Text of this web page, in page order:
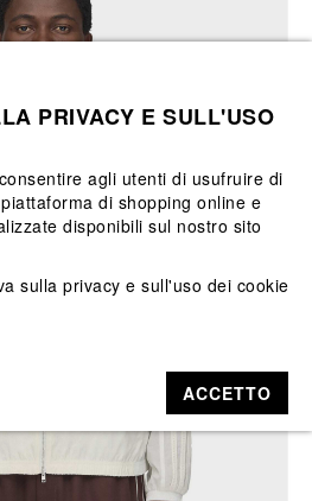
PRIVACY E SULL'USO
agli utenti di usufruire di
di shopping online e
disponibili sul nostro sito
sulla privacy e sull'uso dei cookie
ACCETTO